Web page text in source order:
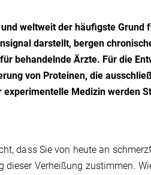
weltweit der häufigste Grund
darstellt, bergen
behandelnde Ärzte. Für die
von Proteinen, die
Medizin werden
dass Sie von heute an
dieser Verheißung zustimmen.